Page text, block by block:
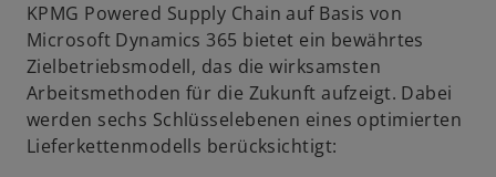
KPMG Powered Supply Chain auf Basis von
Microsoft Dynamics 365 bietet ein bewährtes
Zielbetriebsmodell, das die wirksamsten
Arbeitsmethoden für die Zukunft aufzeigt. Dabei
werden sechs Schlüsselebenen eines optimierten
Lieferkettenmodells berücksichtigt: